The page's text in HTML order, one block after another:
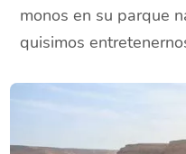
monos en su parque
quisimos